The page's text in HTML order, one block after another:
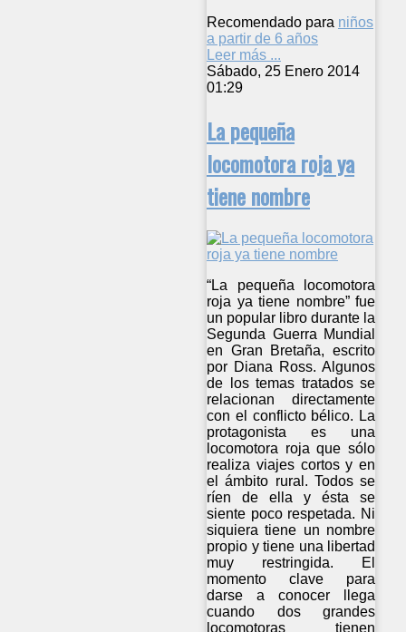
Recomendado para niños
a partir de 6 años
Leer más ...
Sábado, 25 Enero 2014
01:29
La pequeña
locomotora roja ya
tiene nombre
“La pequeña locomotora
roja ya tiene nombre” fue
un popular libro durante la
Segunda Guerra Mundial
en Gran Bretaña, escrito
por Diana Ross. Algunos
de los temas tratados se
relacionan directamente
con el conflicto bélico. La
protagonista es una
locomotora roja que sólo
realiza viajes cortos y en
el ámbito rural. Todos se
ríen de ella y ésta se
siente poco respetada. Ni
siquiera tiene un nombre
propio y tiene una libertad
muy restringida. El
momento clave para
darse a conocer llega
cuando dos grandes
locomotoras tienen